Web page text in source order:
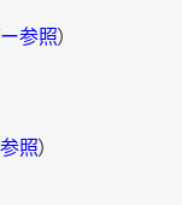
参照）
照）